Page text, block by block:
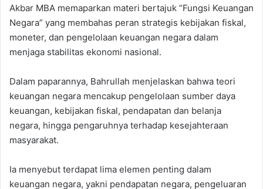
Akbar MBA memaparkan materi bertajuk “Fungsi Keuangan
Negara” yang membahas peran strategis kebijakan fiskal,
moneter, dan pengelolaan keuangan negara dalam
menjaga stabilitas ekonomi nasional.
Dalam paparannya, Bahrullah menjelaskan bahwa teori
keuangan negara mencakup pengelolaan sumber daya
keuangan, kebijakan fiskal, pendapatan dan belanja
negara, hingga pengaruhnya terhadap kesejahteraan
masyarakat.
Ia menyebut terdapat lima elemen penting dalam
keuangan negara, yakni pendapatan negara, pengeluaran